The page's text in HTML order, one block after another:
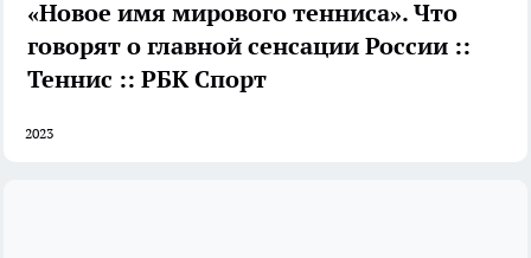
«Новое имя мирового тенниса». Что
говорят о главной сенсации России ::
Теннис :: РБК Спорт
2023